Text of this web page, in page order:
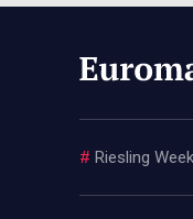
# Riesling